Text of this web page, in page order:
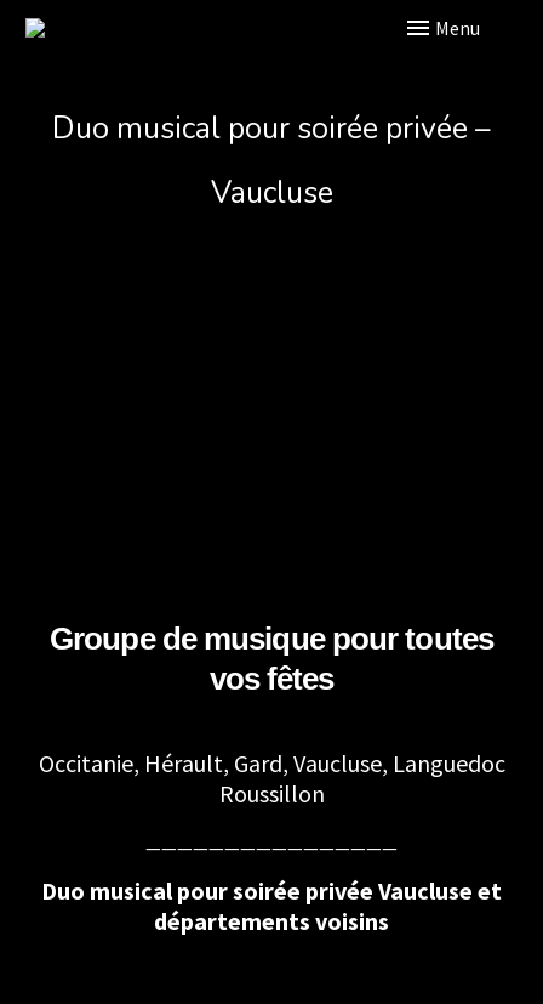
Primary Menu
Duo musical pour soirée privée –
Vaucluse
Groupe de musique pour toutes
vos fêtes
Occitanie, Hérault, Gard, Vaucluse, Languedoc
Roussillon
————————————————
Duo musical pour soirée privée Vaucluse et
départements voisins